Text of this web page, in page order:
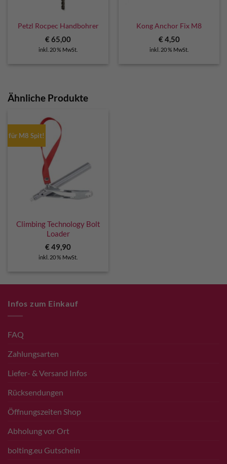
Petzl Rocpec Handbohrer
€ 65,00
inkl. 20 % MwSt.
Kong Anchor Fix M8
€ 4,50
inkl. 20 % MwSt.
Ähnliche Produkte
für M8 Spit!
Climbing Technology Bolt
Loader
€49,90
inkl. 20 % MwSt.
Infos zum Einkauf
FAQ
Zahlungsarten
Liefer- & Versand Infos
Rücksendungen
Öffnungszeiten Shop
Abholung vor Ort
bolting.eu Gutschein